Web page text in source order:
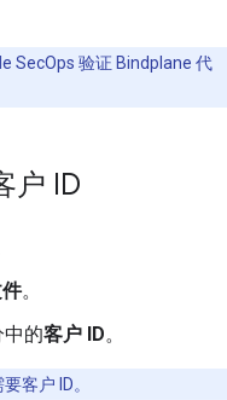
SecOps 验证 Bindplane 代
户 ID
。
的客户 ID。
客户 ID。